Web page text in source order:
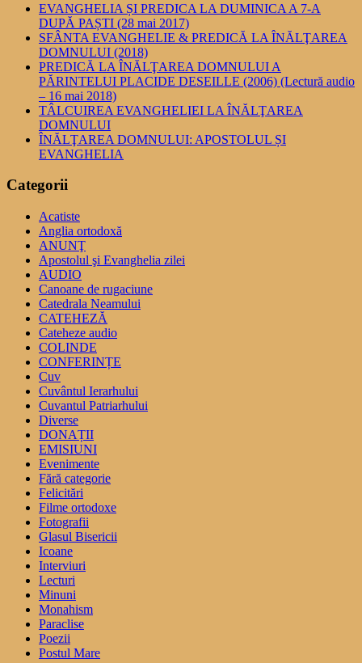
EVANGHELIA ȘI PREDICA LA DUMINICA A 7-A
DUPĂ PAȘTI (28 mai 2017)
SFÂNTA EVANGHELIE & PREDICĂ LA ÎNĂLŢAREA
DOMNULUI (2018)
PREDICĂ LA ÎNĂLŢAREA DOMNULUI A
PĂRINTELUI PLACIDE DESEILLE (2006) (Lectură audio
– 16 mai 2018)
TÂLCUIREA EVANGHELIEI LA ÎNĂLŢAREA
DOMNULUI
ÎNĂLŢAREA DOMNULUI: APOSTOLUL ȘI
EVANGHELIA
Categorii
Acatiste
Anglia ortodoxă
ANUNŢ
Apostolul şi Evanghelia zilei
AUDIO
Canoane de rugaciune
Catedrala Neamului
CATEHEZĂ
Cateheze audio
COLINDE
CONFERINȚE
Cuv
Cuvântul Ierarhului
Cuvantul Patriarhului
Diverse
DONAȚII
EMISIUNI
Evenimente
Fără categorie
Felicitări
Filme ortodoxe
Fotografii
Glasul Bisericii
Icoane
Interviuri
Lecturi
Minuni
Monahism
Paraclise
Poezii
Postul Mare